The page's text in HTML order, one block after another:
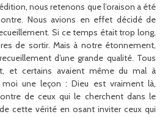
nous retenons que l’oraison a été
Nous avions en effet décidé de
Si ce temps était trop long,
de sortir. Mais à notre étonnement,
d’une grande qualité. Tous
et certains avaient même du mal à
une leçon : Dieu est vraiment là,
de ceux qui le cherchent dans le
cette vérité en osant inviter ceux qui